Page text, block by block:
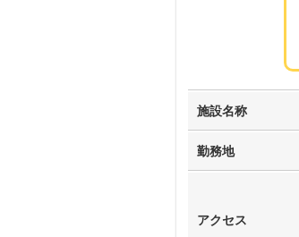
施設名称
勤務地
アクセス